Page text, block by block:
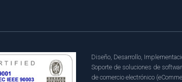
Diseño, Desarrollo,
Soporte de soluciones de
de comercio electrónico